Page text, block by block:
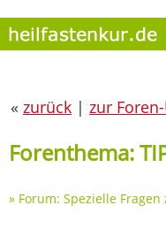
« zurück | zur
Forenthema:
» Forum: Spezielle